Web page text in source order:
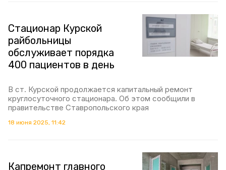
Стационар Курской
райбольницы
обслуживает порядка
400 пациентов в день
В ст. Курской продолжается капитальный ремонт
круглосуточного стационара. Об этом сообщили в
правительстве Ставропольского края
18 июня 2025, 11:42
Капремонт главного